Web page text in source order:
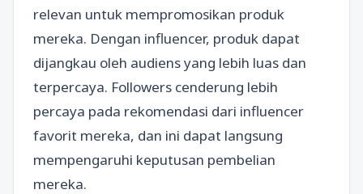
relevan untuk mempromosikan produk
mereka. Dengan influencer, produk dapat
dijangkau oleh audiens yang lebih luas dan
terpercaya. Followers cenderung lebih
percaya pada rekomendasi dari influencer
favorit mereka, dan ini dapat langsung
mempengaruhi keputusan pembelian
mereka.